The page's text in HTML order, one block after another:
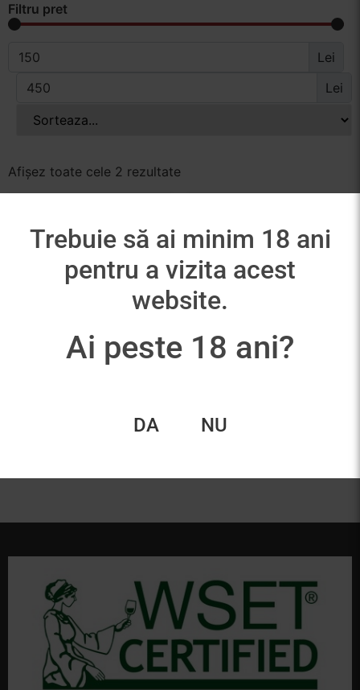
Filtru pret
Lei
Lei
Afișez toate cele 2 rezultate
Granja Remelluri Gran
Trebuie să ai minim 18 ani
pentru a vizita acest
website.
Ai peste 18 ani?
DA NU